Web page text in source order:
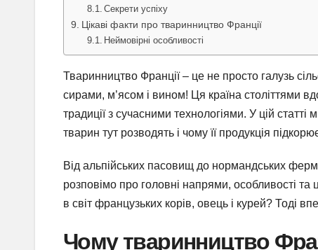
Секрети успіху
Цікаві факти про тваринництво Франції
Неймовірні особливості
Тваринництво Франції – це не просто галузь
сирами, м’ясом і вином! Ця країна століттями
традиції з сучасними технологіями. У цій
тварин тут розводять і чому її продукція підкорює
Від альпійських пасовищ до нормандських
розповімо про головні напрями, особливості та
в світ французьких корів, овець і курей? Тоді
Чому тваринництво